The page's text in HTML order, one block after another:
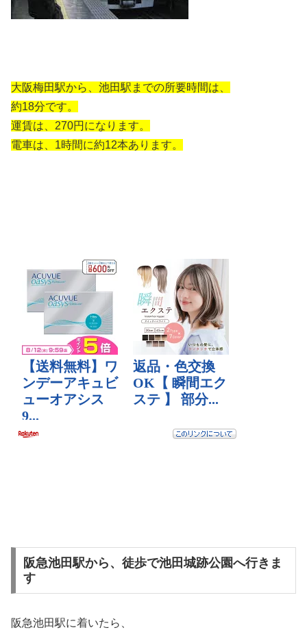
大阪梅田駅から、池田駅までの所要時間は、
約18分です。
運賃は、270円になります。
電車は、1時間に約12本あります。
阪急池田駅から、徒歩で池田城跡公園へ行きま
す
阪急池田駅に着いたら、